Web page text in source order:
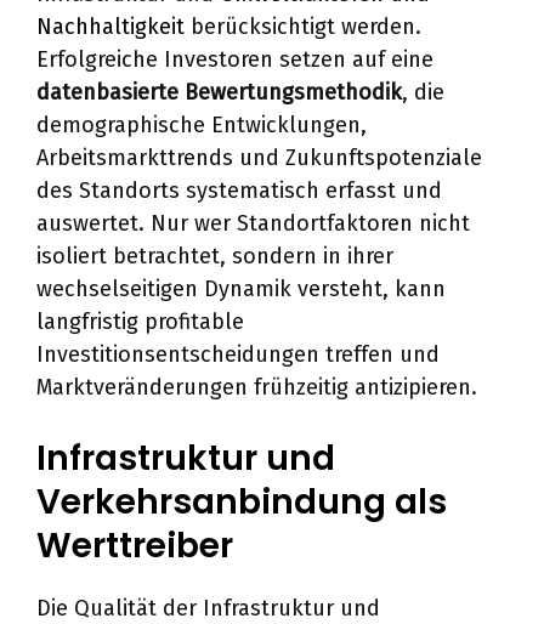
Nachhaltigkeit berücksichtigt werden.
Erfolgreiche Investoren setzen auf eine
datenbasierte Bewertungsmethodik, die
demographische Entwicklungen,
Arbeitsmarkttrends und Zukunftspotenziale
des Standorts systematisch erfasst und
auswertet. Nur wer Standortfaktoren nicht
isoliert betrachtet, sondern in ihrer
wechselseitigen Dynamik versteht, kann
langfristig profitable
Investitionsentscheidungen treffen und
Marktveränderungen frühzeitig antizipieren.
Infrastruktur und
Verkehrsanbindung als
Werttreiber
Die Qualität der Infrastruktur und